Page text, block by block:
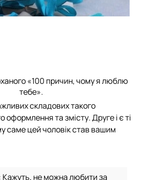
«100 причин, чому я люблю
тебе».
складових такого
оформлення та змісту. Друге і є ті
саме цей чоловік став вашим
не можна любити за